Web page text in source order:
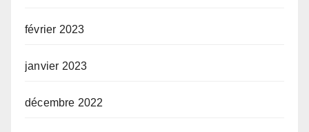
février 2023
janvier 2023
décembre 2022